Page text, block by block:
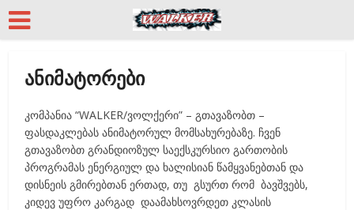
ანიმატორები
კომპანია “WALKER/ვოლქერი” – გთავაზობთ –
ფასდაკლებას ანიმატორულ მომსახურებაზე. ჩვენ
გთავაზობთ გრანდიოზულ საექსკურსიო გართობის
პროგრამას ენერგიულ და ხალისიან წამყვანებთან და
დისნეის გმირებთან ერთად, თუ გსურთ რომ ბავშვებს,
კიდევ უფრო კარგად დაამახსოვრდეთ კლასის